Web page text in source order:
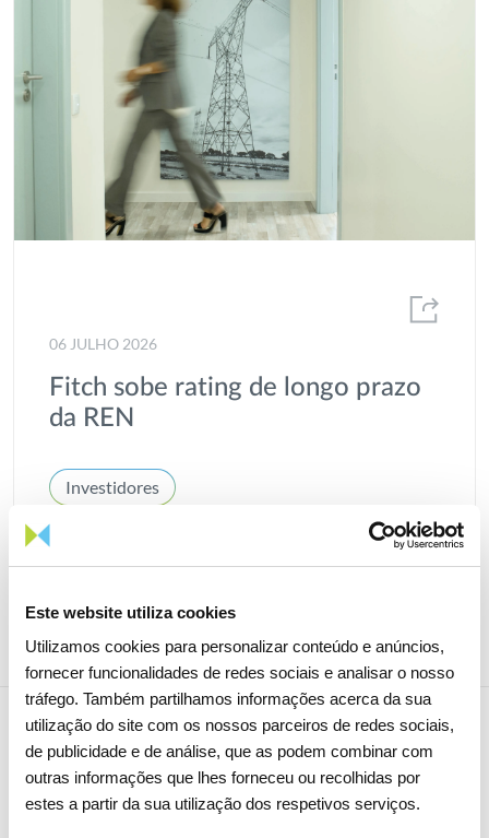
Este website utiliza cookies
Utilizamos cookies para personalizar conteúdo e anúncios,
fornecer funcionalidades de redes sociais e analisar o nosso
tráfego. Também partilhamos informações acerca da sua
utilização do site com os nossos parceiros de redes sociais,
de publicidade e de análise, que as podem combinar com
outras informações que lhes forneceu ou recolhidas por
estes a partir da sua utilização dos respetivos serviços.
06 JULHO 2026
Fitch sobe rating de longo prazo
da REN
Investidores
NEWSLETTER